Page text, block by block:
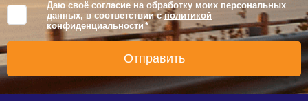
Даю своё согласие на обработку моих персональных
данных, в соответствии сполитикой
конфиденциальности *